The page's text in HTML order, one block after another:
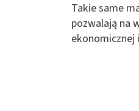
Takie same
pozwalają na
ekonomicznej